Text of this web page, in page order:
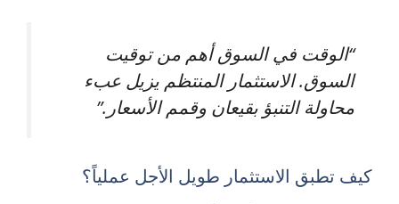
“الوقت في السوق أهم من توقيت
السوق. الاستثمار المنتظم يزيل عبء
محاولة التنبؤ بقيعان وقمم الأسعار.”
كيف تطبق الاستثمار طويل الأجل عملياً؟